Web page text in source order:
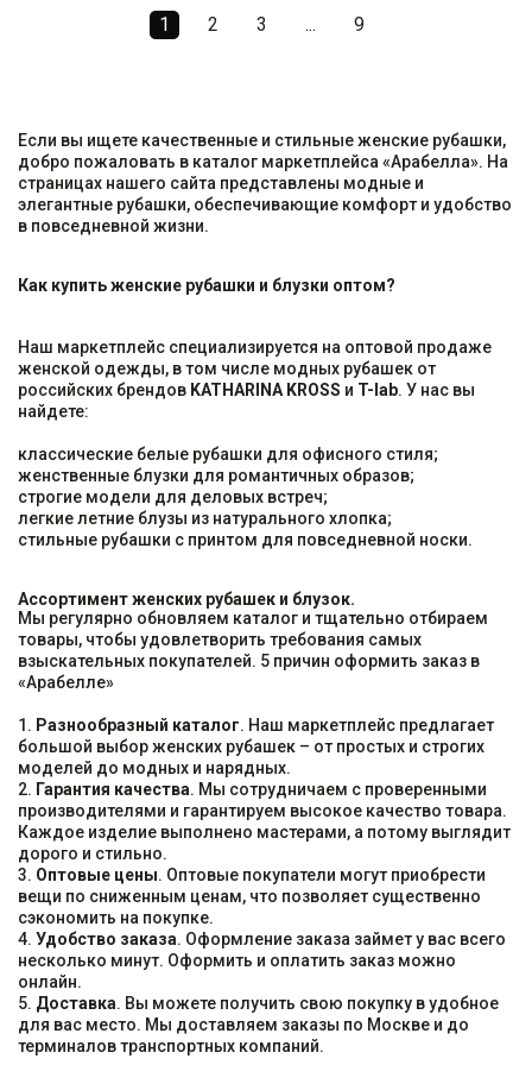
1 2 3 ... 9
Если вы ищете качественные и стильные женские рубашки,
добро пожаловать в каталог маркетплейса «Арабелла». На
страницах нашего сайта представлены модные и
элегантные рубашки, обеспечивающие комфорт и удобство
в повседневной жизни.
Как купить женские рубашки и блузки оптом?
Наш маркетплейс специализируется на оптовой продаже
женской одежды, в том числе модных рубашек от
российских брендов KATHARINA KROSS и T-lab. У нас вы
найдете:
классические белые рубашки для офисного стиля;
женственные блузки для романтичных образов;
строгие модели для деловых встреч;
легкие летние блузы из натурального хлопка;
стильные рубашки с принтом для повседневной носки.
Ассортимент женских рубашек и блузок.
Мы регулярно обновляем каталог и тщательно отбираем
товары, чтобы удовлетворить требования самых
взыскательных покупателей. 5 причин оформить заказ в
«Арабелле»
1. Разнообразный каталог. Наш маркетплейс предлагает
большой выбор женских рубашек – от простых и строгих
моделей до модных и нарядных.
2. Гарантия качества. Мы сотрудничаем с проверенными
производителями и гарантируем высокое качество товара.
Каждое изделие выполнено мастерами, а потому выглядит
дорого и стильно.
3. Оптовые цены. Оптовые покупатели могут приобрести
вещи по сниженным ценам, что позволяет существенно
сэкономить на покупке.
4. Удобство заказа. Оформление заказа займет у вас всего
несколько минут. Оформить и оплатить заказ можно
онлайн.
5. Доставка. Вы можете получить свою покупку в удобное
для вас место. Мы доставляем заказы по Москве и до
терминалов транспортных компаний.